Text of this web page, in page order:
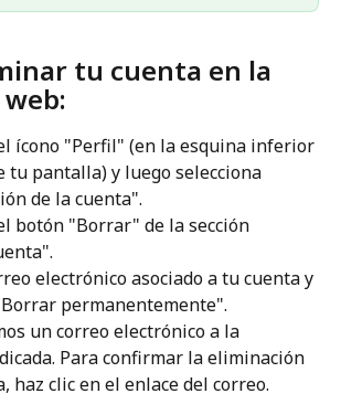
tu cuenta en la
ícono "Perfil" (en la esquina inferior
tu pantalla) y luego selecciona
de la cuenta".
botón "Borrar" de la sección
electrónico asociado a tu cuenta y
permanentemente".
un correo electrónico a la
Para confirmar la eliminación
haz clic en el enlace del correo.